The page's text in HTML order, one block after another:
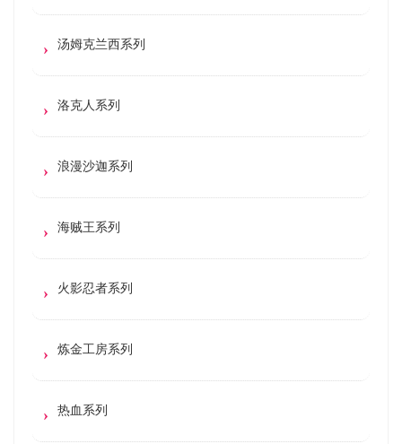
汤姆克兰西系列
洛克人系列
浪漫沙迦系列
海贼王系列
火影忍者系列
炼金工房系列
热血系列